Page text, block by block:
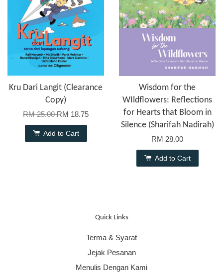
Kru Dari Langit (Clearance
Copy)
RM 25.00RM 18.75
Add to Cart
Wisdom for the
WIldflowers: Reflections
for Hearts that Bloom in
Silence (Sharifah Nadirah)
RM 28.00
Add to Cart
Quick Links
Terma & Syarat
Jejak Pesanan
Menulis Dengan Kami